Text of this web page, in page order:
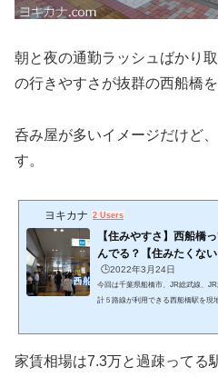
朝と夜の通勤ラッシュばかり
の行きやすさが抜群の西船橋を
呑み屋が多いイメージだけど
す。
ヨキカナ 2 Users
【住みやすさ】西船橋
んでる？【住みたくな
🕒️2022年3月24日
今回は千葉県船橋市、JR総武線、
計５路線が利用できる西船橋駅を現
データを合わせ、不動産屋さんだけ
家賃相場は7.3万と過疎ってる